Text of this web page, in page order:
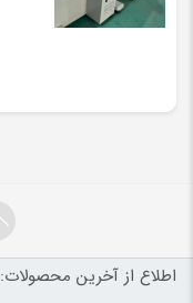
اطلاع از آخرین محصولات: